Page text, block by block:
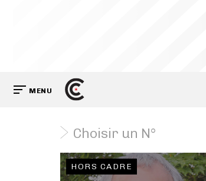
MENU
Choisir un N°
HORS CADRE